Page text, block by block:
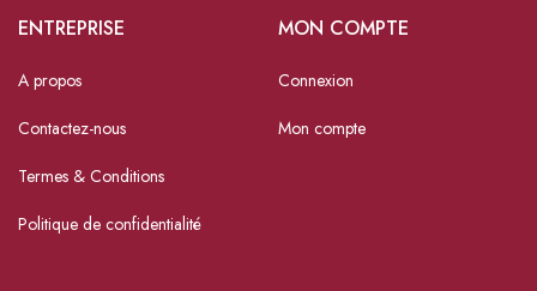
ENTREPRISE
A propos
Contactez-nous
Termes & Conditions
Politique de confidentialité
MON COMPTE
Connexion
Mon compte